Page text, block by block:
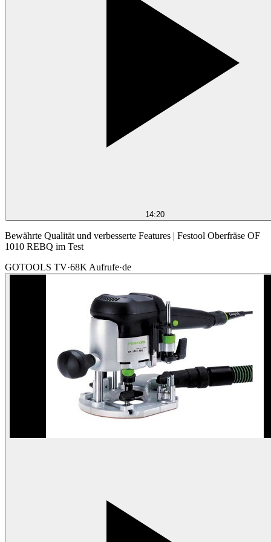
14:20
Bewährte Qualität und verbesserte Features | Festool Oberfräse OF
1010 REBQ im Test
GOTOOLS TV·68K Aufrufe·de